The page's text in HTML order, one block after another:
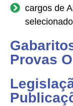
cargos de
Provas